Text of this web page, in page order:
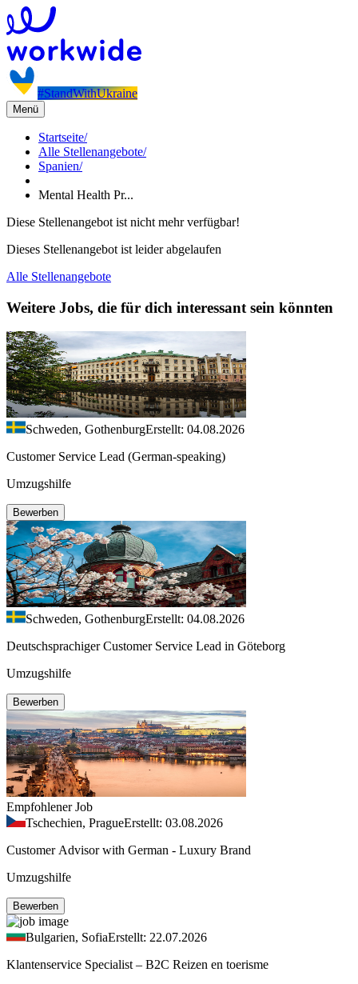
#StandWithUkraine
Menü
Startseite/
Alle Stellenangebote/
Spanien/
Mental Health Pr...
Diese Stellenangebot ist nicht mehr verfügbar!
Dieses Stellenangebot ist leider abgelaufen
Alle Stellenangebote
Weitere Jobs, die für dich interessant sein könnten
Schweden, GothenburgErstellt: 04.08.2026
Customer Service Lead (German-speaking)
Umzugshilfe
Bewerben
Schweden, GothenburgErstellt: 04.08.2026
Deutschsprachiger Customer Service Lead in Göteborg
Umzugshilfe
Bewerben
Empfohlener Job
Tschechien, PragueErstellt: 03.08.2026
Customer Advisor with German - Luxury Brand
Umzugshilfe
Bewerben
Bulgarien, SofiaErstellt: 22.07.2026
Klantenservice Specialist – B2C Reizen en toerisme